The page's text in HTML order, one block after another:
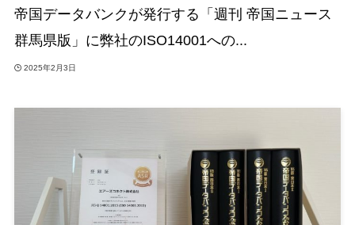
帝国データバンクが発行する「週刊 帝国ニュース
群馬県版」に弊社のISO14001への...
2025年2月3日